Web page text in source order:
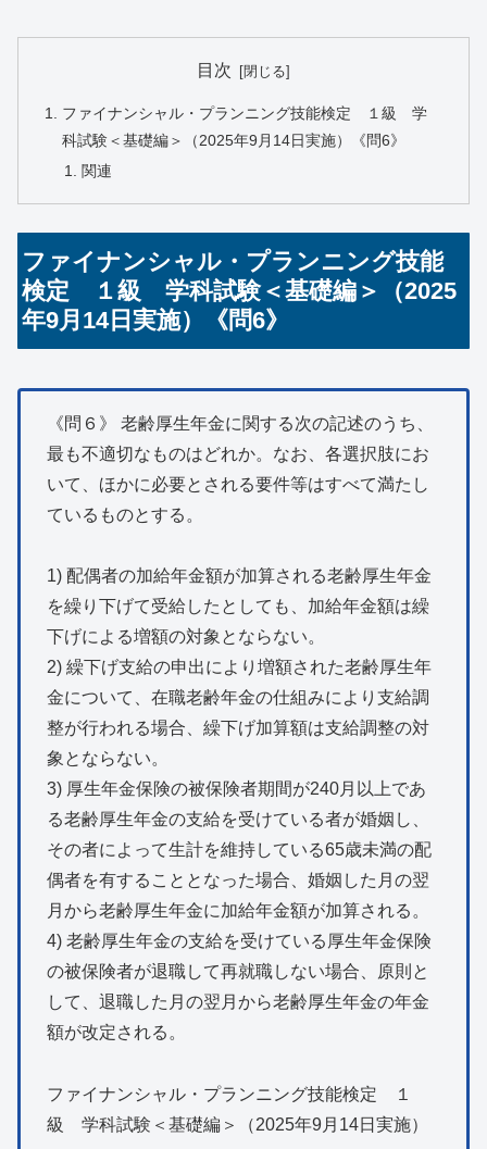
目次
ファイナンシャル・プランニング技能検定 １級 学
科試験＜基礎編＞（2025年9月14日実施）《問6》
関連
ファイナンシャル・プランニング技能
検定 １級 学科試験＜基礎編＞（2025
年9月14日実施）《問6》
《問６》 老齢厚生年金に関する次の記述のうち、
最も不適切なものはどれか。なお、各選択肢にお
いて、ほかに必要とされる要件等はすべて満たし
ているものとする。
1) 配偶者の加給年金額が加算される老齢厚生年金
を繰り下げて受給したとしても、加給年金額は繰
下げによる増額の対象とならない。
2) 繰下げ支給の申出により増額された老齢厚生年
金について、在職老齢年金の仕組みにより支給調
整が行われる場合、繰下げ加算額は支給調整の対
象とならない。
3) 厚生年金保険の被保険者期間が240月以上であ
る老齢厚生年金の支給を受けている者が婚姻し、
その者によって生計を維持している65歳未満の配
偶者を有することとなった場合、婚姻した月の翌
月から老齢厚生年金に加給年金額が加算される。
4) 老齢厚生年金の支給を受けている厚生年金保険
の被保険者が退職して再就職しない場合、原則と
して、退職した月の翌月から老齢厚生年金の年金
額が改定される。
ファイナンシャル・プランニング技能検定 １
級 学科試験＜基礎編＞（2025年9月14日実施）